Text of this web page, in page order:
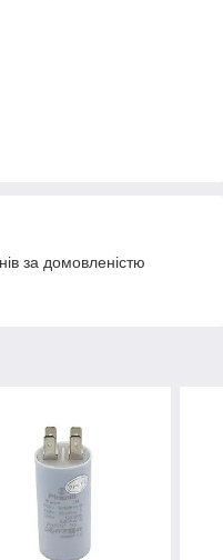
за домовленістю